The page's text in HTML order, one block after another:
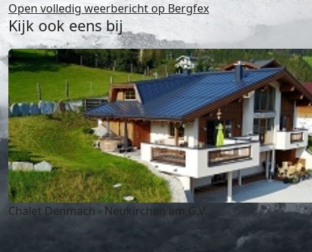
Open volledig weerbericht op Bergfex
Kijk ook eens bij
Chalet Denmach - Neukirchen am G.V.